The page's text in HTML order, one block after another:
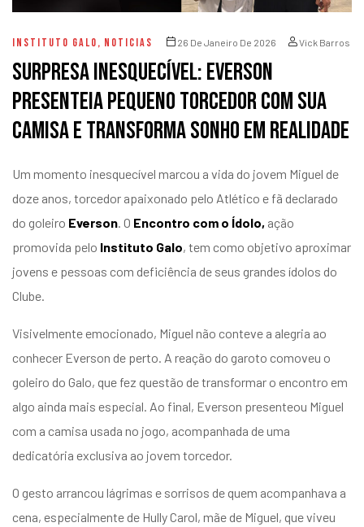
INSTITUTO GALO, NOTICIAS 26 De Janeiro De 2026 Vick Barros
Surpresa inesquecível: Everson
presenteia pequeno torcedor com sua
camisa e transforma sonho em realidade
Um momento inesquecível marcou a vida do jovem Miguel de
doze anos, torcedor apaixonado pelo Atlético e fã declarado
do goleiro Everson. O Encontro com o Ídolo, ação
promovida pelo Instituto Galo, tem como objetivo aproximar
jovens e pessoas com deficiência de seus grandes ídolos do
Clube.
Visivelmente emocionado, Miguel não conteve a alegria ao
conhecer Everson de perto. A reação do garoto comoveu o
goleiro do Galo, que fez questão de transformar o encontro em
algo ainda mais especial. Ao final, Everson presenteou Miguel
com a camisa usada no jogo, acompanhada de uma
dedicatória exclusiva ao jovem torcedor.
O gesto arrancou lágrimas e sorrisos de quem acompanhava a
cena, especialmente de Hully Carol, mãe de Miguel, que viveu